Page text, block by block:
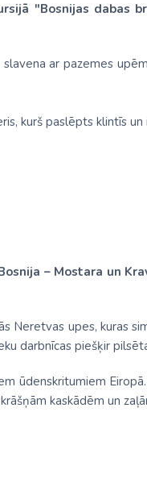
"Bosnijas dabas
ar pazemes
kurš paslēpts klintīs
– Mostara un
Neretvas upes, kuras
darbnīcas piešķir
ūdenskritumiem
kaskādēm un